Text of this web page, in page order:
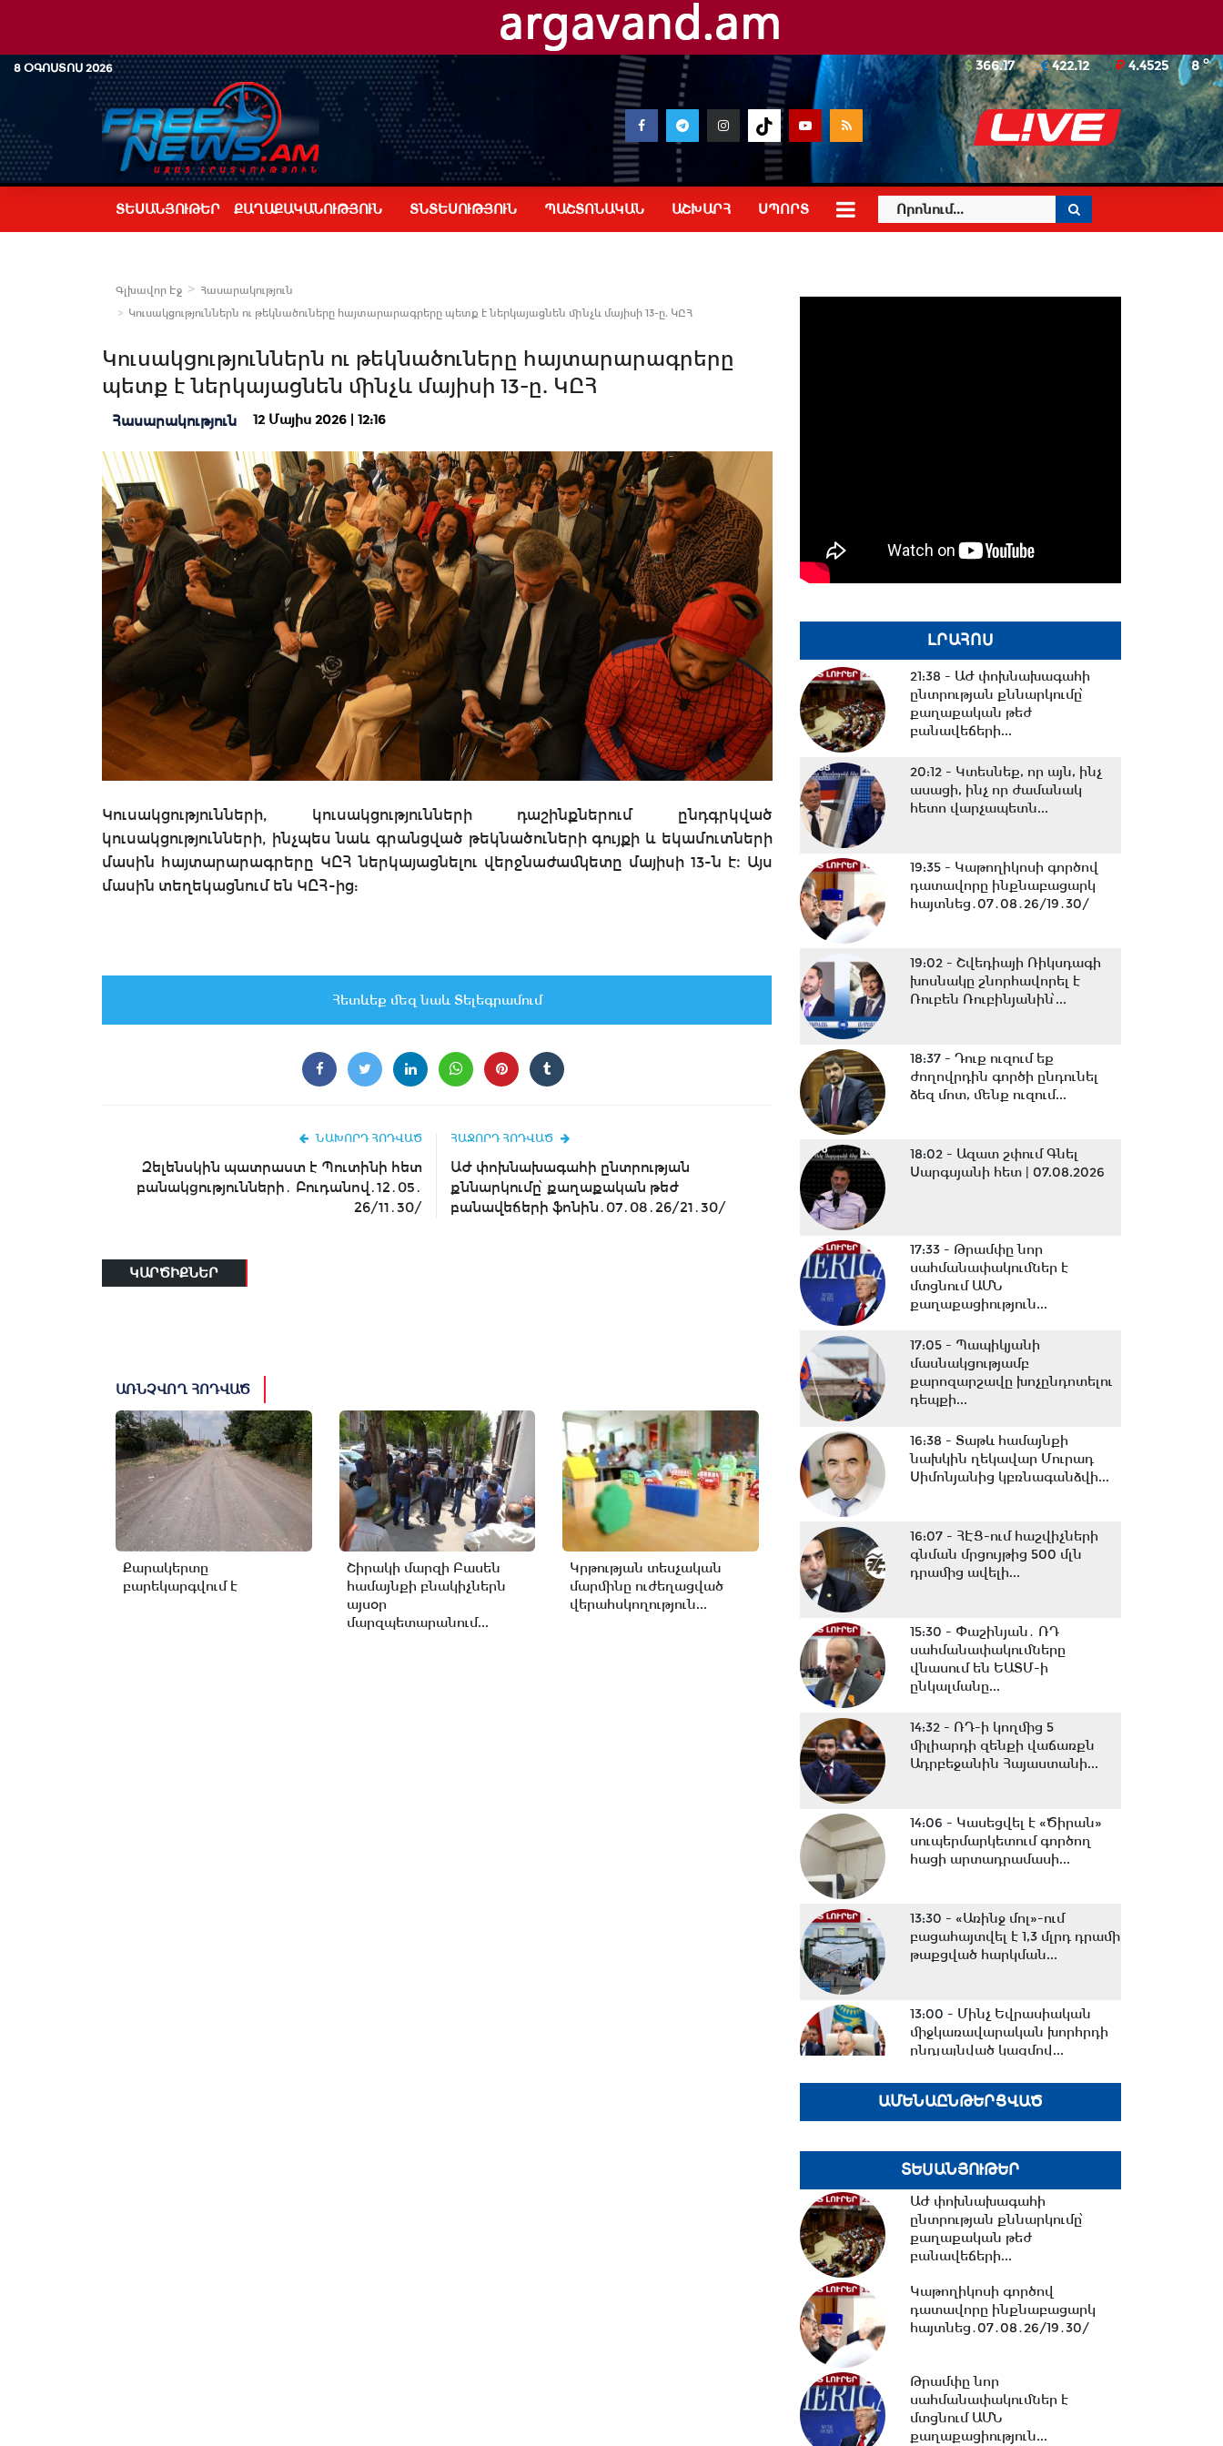
8 ՕԳՈՍՏՈՍ 2026 8o
366.17 422.12 4.4525
ՏԵՍԱՆՅՈՒԹԵՐ ՔԱՂԱՔԱԿԱՆՈՒԹՅՈՒՆ ՏՆՏԵՍՈՒԹՅՈՒՆ ՊԱՇՏՈՆԱԿԱՆ ԱՇԽԱՐՀ ՍՊՈՐՏ
Գլխավոր Էջ
Հասարակություն
Կուսակցություններն ու թեկնածուները հայտարարագրերը պետք է ներկայացնեն մինչև մայիսի 13-ը. ԿԸՀ
Կուսակցություններն ու թեկնածուները հայտարարագրերը
պետք է ներկայացնեն մինչև մայիսի 13-ը. ԿԸՀ
Հասարակություն 12 Մայիս 2026 | 12:16
Կուսակցությունների, կուսակցությունների դաշինքներում ընդգրկված
կուսակցությունների, ինչպես նաև գրանցված թեկնածուների գույքի և եկամուտների
մասին հայտարարագրերը ԿԸՀ ներկայացնելու վերջնաժամկետը մայիսի 13-ն է։ Այս
մասին տեղեկացնում են ԿԸՀ-ից:
Հետևեք մեզ նաև Տելեգրամում
ՆԱԽՈՐԴ ՀՈԴՎԱԾ
Զելենսկին պատրաստ է Պուտինի հետ
բանակցությունների․ Բուդանով․12․05․
26/11․30/
ՀԱՋՈՐԴ ՀՈԴՎԱԾ
ԱԺ փոխնախագահի ընտրության
քննարկումը՝ քաղաքական թեժ
բանավեճերի ֆոնին․07․08․26/21․30/
ԿԱՐԾԻՔՆԵՐ
ԱՌՆՉՎՈՂ ՀՈԴՎԱԾ
Քարակերտը
բարեկարգվում է
Շիրակի մարզի Բասեն
համայնքի բնակիչներն
այսօր
մարզպետարանում...
Կրթության տեսչական
մարմինը ուժեղացված
վերահսկողություն...
ԼՐԱՀՈՍ
21:38 - ԱԺ փոխնախագահի
ընտրության քննարկումը՝
քաղաքական թեժ
բանավեճերի...
20:12 - Կտեսնեք, որ այն, ինչ
ասացի, ինչ որ ժամանակ
հետո վարչապետն...
19:35 - Կաթողիկոսի գործով
դատավորը ինքնաբացարկ
հայտնեց․07․08․26/19․30/
19:02 - Շվեդիայի Ռիկսդագի
խոսնակը շնորհավորել է
Ռուբեն Ռուբինյանին՝...
18:37 - Դուք ուզում եք
ժողովրդին գործի ընդունել
ձեզ մոտ, մենք ուզում...
18:02 - Ազատ շփում Գնել
Սարգսյանի հետ | 07.08.2026
17:33 - Թրամփը նոր
սահմանափակումներ է
մտցնում ԱՄՆ
քաղաքացիություն...
17:05 - Պապիկյանի
մասնակցությամբ
քարոզարշավը խոչընդոտելու
դեպքի...
16:38 - Տաթև համայնքի
նախկին ղեկավար Մուրադ
Սիմոնյանից կբռնագանձվի...
16:07 - ՀԷՑ-ում հաշվիչների
գնման մրցույթից 500 մլն
դրամից ավելի...
15:30 - Փաշինյան․ ՌԴ
սահմանափակումները
վնասում են ԵԱՏՄ-ի
ընկալմանը...
14:32 - ՌԴ-ի կողմից 5
միլիարդի զենքի վաճառքն
Ադրբեջանին Հայաստանի...
14:06 - Կասեցվել է «Ծիրան»
սուպերմարկետում գործող
հացի արտադրամասի...
13:30 - «Առինջ մոլ»-ում
բացահայտվել է 1,3 մլրդ դրամի
թաքցված հարկման...
13:00 - Մինչ Եվրասիական
միջկառավարական խորհրդի
ընդլայնված կազմով...
12:33 -Իրանի
ունեցող...
12:15 -Նիկոլ Փաշինյանը
պատասխանել է ռուսական
լրատվամիջոցների
ներկայացուցիչների...
11:26 -Եվրասիական
տնտեսական միությունը
չպետք է դիտարկվի որպես...
10:38 -Օրը սկսեցի
հեծանվային զբոսանքով՝ Իսիկ
Կուլ լճի ափերին․...
ԱՄԵՆԱԸՆԹԵՐՑՎԱԾ
ՏԵՍԱՆՅՈՒԹԵՐ
ԱԺ փոխնախագահի
ընտրության քննարկումը՝
քաղաքական թեժ
բանավեճերի...
Կաթողիկոսի գործով
դատավորը ինքնաբացարկ
հայտնեց․07․08․26/19․30/
Թրամփը նոր
սահմանափակումներ է
մտցնում ԱՄՆ
քաղաքացիություն...